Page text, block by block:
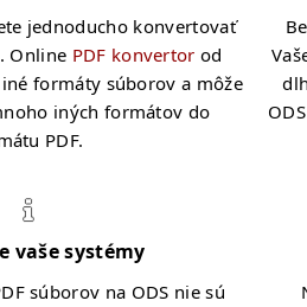
jednoducho konvertovať
Online PDF konvertor od
formáty súborov a môže
iných formátov do
PDF.
vaše systémy
súborov na ODS nie sú